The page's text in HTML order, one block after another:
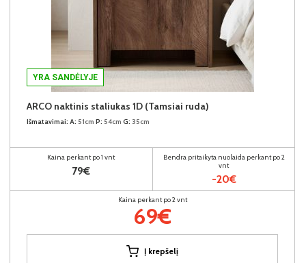
YRA SANDĖLYJE
ARCO naktinis staliukas 1D (Tamsiai ruda)
Išmatavimai: A: 51cm P: 54cm G: 35cm
Kaina perkant po 1 vnt
79€
Bendra pritaikyta nuolaida perkant po 2
vnt
-20€
Kaina perkant po 2 vnt
69€
Į krepšelį